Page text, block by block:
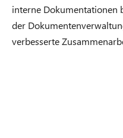
interne Dokumentationen
der
verbesserte